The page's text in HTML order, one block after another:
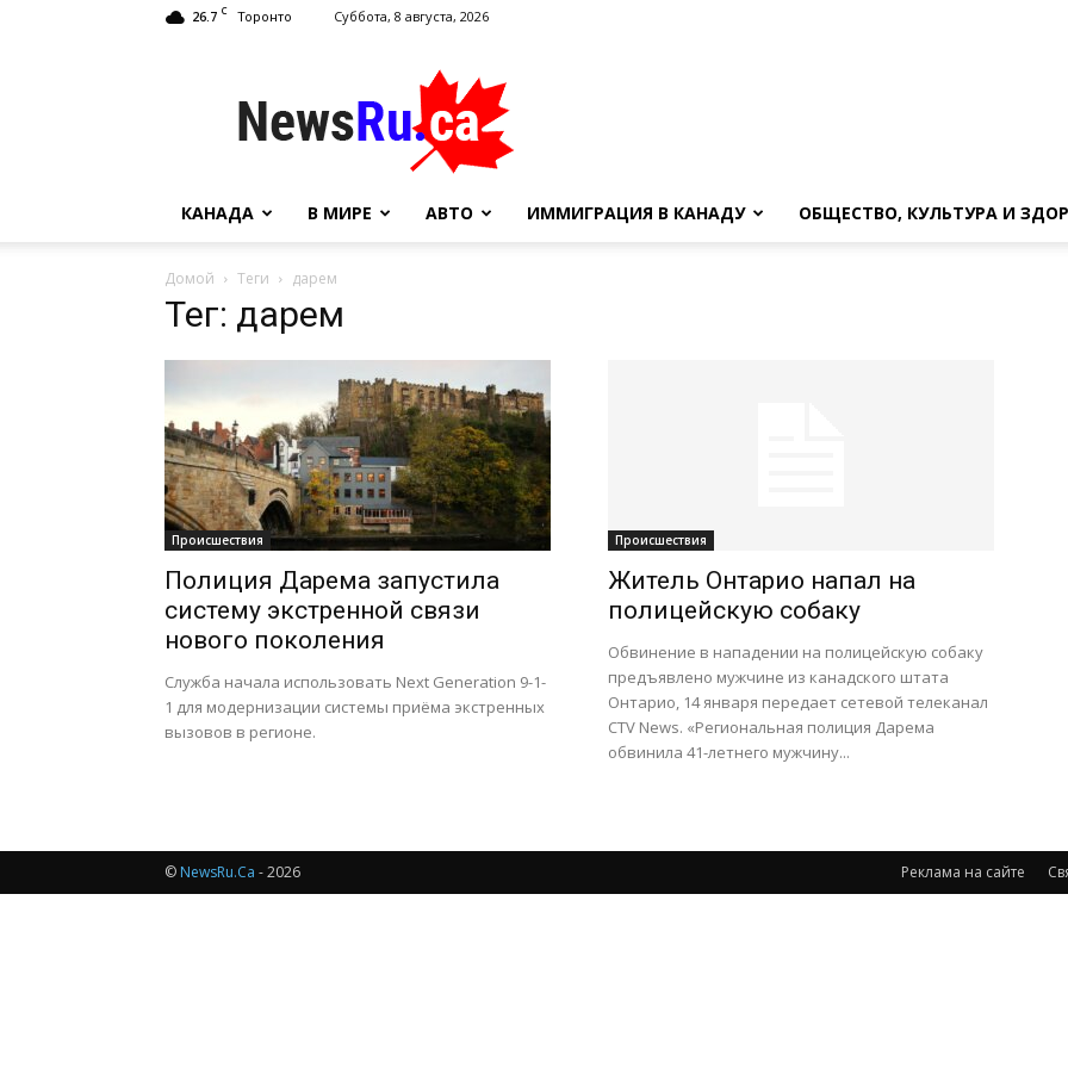
26.7 C Торонто Суббота, 8 августа, 2026
NewsRu.Ca
КАНАДА В МИРЕ АВТО ИММИГРАЦИЯ В КАНАДУ ОБЩЕСТВО, КУЛЬТУРА И
Домой Теги дарем
Тег: дарем
Происшествия
Полиция Дарема запустила
систему экстренной связи
нового поколения
Служба начала использовать Next Generation 9-1-
1 для модернизации системы приёма экстренных
вызовов в регионе.
Происшествия
Житель Онтарио напал на
полицейскую собаку
Обвинение в нападении на полицейскую собаку
предъявлено мужчине из канадского штата
Онтарио, 14 января передает сетевой телеканал
CTV News. «Региональная полиция Дарема
обвинила 41-летнего мужчину...
Реклама на сайте
© NewsRu.Ca - 2026